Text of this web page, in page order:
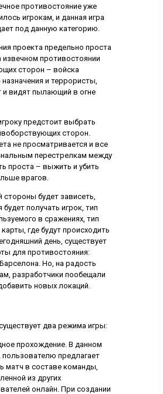
противостояние уже
игрокам, и данная игра
под данную категорию.
проекта предельно проста
извечном противостоянии
сторон – войска
назначения и террористы,
и видят пылающий в огне
предстоит выбрать
сторон.
не просматривается и все
перестрелкам между
проста – выжить и убить
врагов.
будет зависеть,
будет получать игрок, тип
в сражениях, тип
где будут происходить
день, существует
для противостояния:
Но, на радость
разработчики пообещали
новых локаций.
два режима игры:
прохождение. В данном
пользователю предлагает
матч в составе команды,
из других
онлайн. При создании